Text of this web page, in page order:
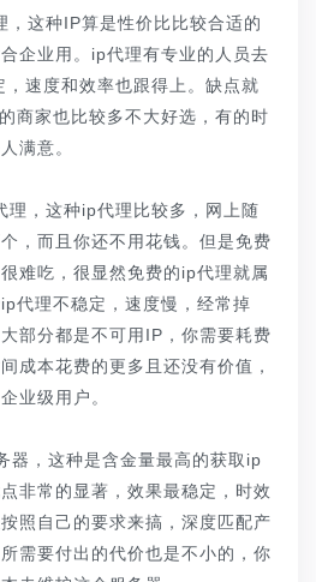
这种IP算是性价比比较合适的
企业用。ip代理有专业的人员去
速度和效率也跟得上。缺点就
商家也比较多不大好选，有的时
满意。
，这种ip代理比较多，网上随
，而且你还不用花钱。但是免费
难吃，很显然免费的ip代理就属
代理不稳定，速度慢，经常掉
部分都是不可用IP，你需要耗费
成本花费的更多且还没有价值，
业级用户。
，这种是含金量最高的获取ip
非常的显著，效果最稳定，时效
照自己的要求来搞，深度匹配产
需要付出的代价也是不小的，你